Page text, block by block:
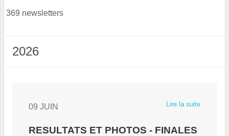
369 newsletters
2026
Lire la suite
09 JUIN
RESULTATS ET PHOTOS - FINALES